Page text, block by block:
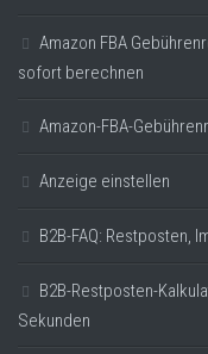
Amazon FBA
sofort berechnen
Amazon-FBA-
Anzeige einstellen
B2B-FAQ: Restposten,
B2B-Restposten-
Sekunden